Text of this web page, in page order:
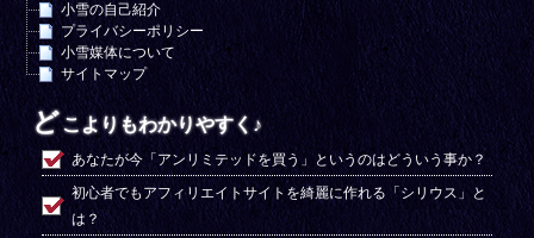
小雪の自己紹介
プライバシーポリシー
小雪媒体について
サイトマップ
どこよりもわかりやすく♪
あなたが今「アンリミテッドを買う」というのはどういう事か？
初心者でもアフィリエイトサイトを綺麗に作れる「シリウス」と
は？